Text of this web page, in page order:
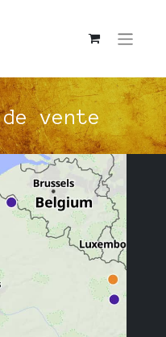
vente